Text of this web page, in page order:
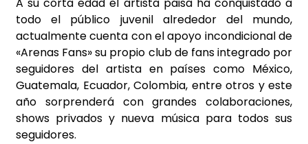
A su corta edad el artista paisa ha conquistado a
todo el público juvenil alrededor del mundo,
actualmente cuenta con el apoyo incondicional de
«Arenas Fans» su propio club de fans integrado por
seguidores del artista en países como México,
Guatemala, Ecuador, Colombia, entre otros y este
año sorprenderá con grandes colaboraciones,
shows privados y nueva música para todos sus
seguidores.